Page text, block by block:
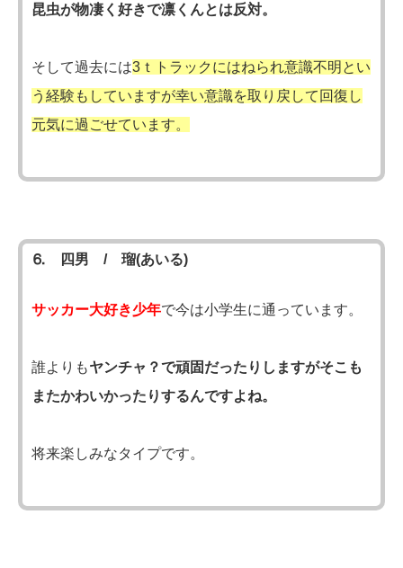
昆虫が物凄く好きで凛くんとは反対。
そして過去には3ｔトラックにはねられ意識不明とい
う経験もしていますが幸い意識を取り戻して回復し
元気に過ごせています。
⒍ 四男 / 瑠(あいる)
サッカー大好き少年で今は小学生に通っています。
誰よりもヤンチャ？で頑固だったりしますがそこも
またかわいかったりするんですよね。
将来楽しみなタイプです。